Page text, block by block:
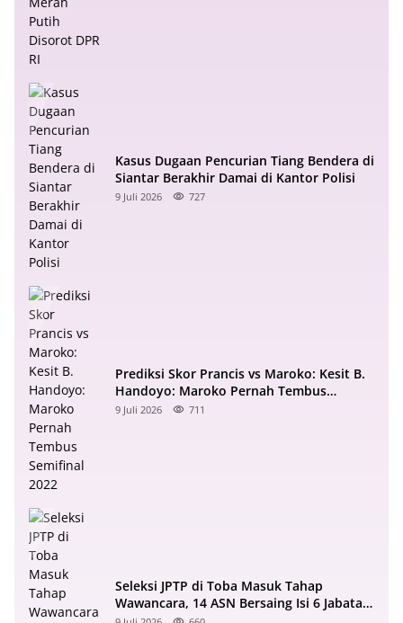
Kasus Dugaan Pencurian Tiang Bendera di
Siantar Berakhir Damai di Kantor Polisi
9 Juli 2026 727
Prediksi Skor Prancis vs Maroko: Kesit B.
Handoyo: Maroko Pernah Tembus
Semifinal 2022
9 Juli 2026 711
Seleksi JPTP di Toba Masuk Tahap
Wawancara, 14 ASN Bersaing Isi 6 Jabatan